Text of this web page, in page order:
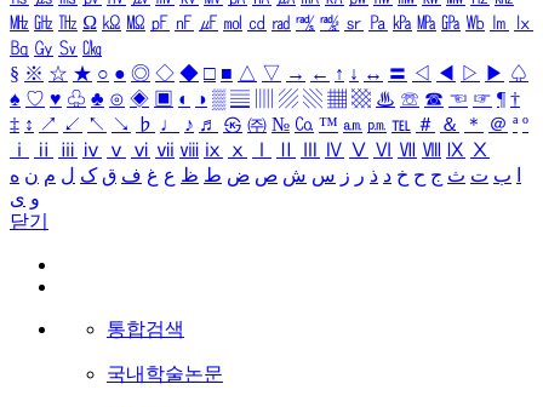
㎒ ㎓ ㎔ Ω ㏀ ㏁ ㎊ ㎋ ㎌ ㏖ ㏅ ㎭ ㎮ ㎯ ㏛ ㎩ ㎪ ㎫ ㎬ ㏝ ㏐
㏓
㏃ ㏉ ㏜ ㏆
§ ※ ☆ ★ ○ ● ◎ ◇ ◆ □ ■ △ ▽ → ← ↑ ↓ ↔ 〓 ◁ ◀ ▷ ▶ ♤
♠ ♡ ♥ ♧ ♣ ⊙ ◈ ▣ ◐ ◑ ▒ ▤ ▨ ▧ ▦ ▩ ♨ ☏ ☎ ☜ ☞ ¶ †
‡ ↕ ↗ ↙ ↖ ↘ ♭ ♩ ♪ ♬ ㉿ ㈜ № ㏇ ™ ㏂ ㏘ ℡ ＃ ＆ ＊ ＠ ª º
ⅰ
ⅱ ⅲ ⅳ ⅴ ⅵ ⅶ ⅷ ⅸ ⅹ Ⅳ Ⅴ Ⅵ Ⅶ Ⅷ Ⅸ Ⅹ
ب ت ث ج ح خ د ذ ر ز س ش ص ض ط ظ ع غ ف ق ک ل م ن ه
و ی
닫기
통합검색
국내학술논문